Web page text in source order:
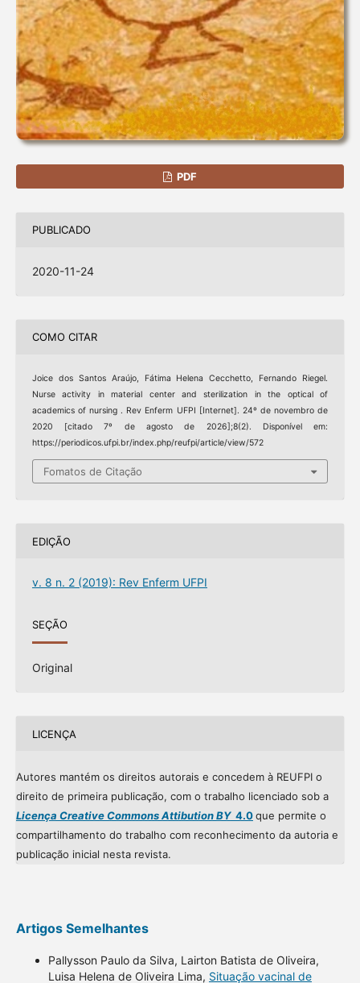
PDF
PUBLICADO
2020-11-24
COMO CITAR
Joice dos Santos Araújo, Fátima Helena Cecchetto, Fernando Riegel.
Nurse activity in material center and sterilization in the optical of
academics of nursing . Rev Enferm UFPI [Internet]. 24º de novembro de
2020 [citado 7º de agosto de 2026];8(2). Disponível em:
https://periodicos.ufpi.br/index.php/reufpi/article/view/572
Fomatos de Citação
EDIÇÃO
v. 8 n. 2 (2019): Rev Enferm UFPI
SEÇÃO
Original
LICENÇA
Autores mantém os direitos autorais e concedem à REUFPI o
direito de primeira publicação, com o trabalho licenciado sob a
Licença Creative Commons Attibution BY4.0que permite o
compartilhamento do trabalho com reconhecimento da autoria e
publicação inicial nesta revista.
Artigos Semelhantes
Pallysson Paulo da Silva, Lairton Batista de Oliveira,
Luisa Helena de Oliveira Lima, Situação vacinal de